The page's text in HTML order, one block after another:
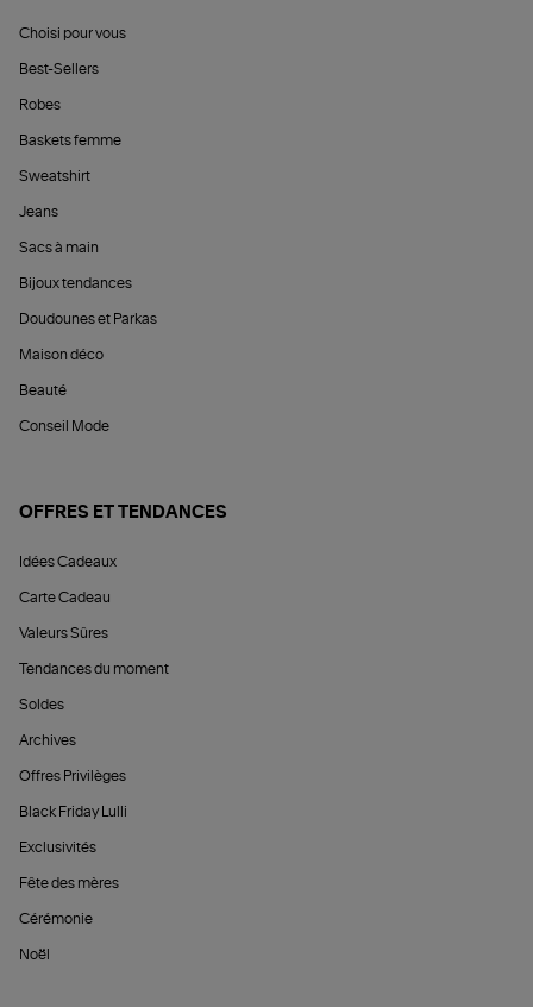
Choisi pour vous
Best-Sellers
Robes
Baskets femme
Sweatshirt
Jeans
Sacs à main
Bijoux tendances
Doudounes et Parkas
Maison déco
Beauté
Conseil Mode
OFFRES ET TENDANCES
Idées Cadeaux
Carte Cadeau
Valeurs Sûres
Tendances du moment
Soldes
Archives
Offres Privilèges
Black Friday Lulli
Exclusivités
Fête des mères
Cérémonie
Noël